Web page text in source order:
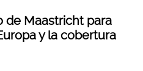
de Maastricht para
y la cobertura